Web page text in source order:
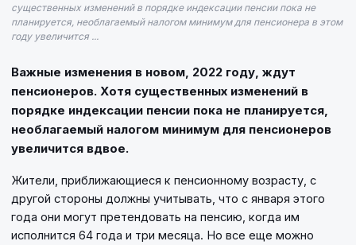
существенных изменений в порядке индексации пенсии пока не
планируется, необлагаемый налогом минимум для пенсионера в этом
году увеличится ...
Важные изменения в новом, 2022 году, ждут
пенсионеров. Хотя существенных изменений в
порядке индексации пенсии пока не планируется,
необлагаемый налогом минимум для пенсионеров
увеличится вдвое.
Жители, приближающиеся к пенсионному возрасту, с
другой стороны должны учитывать, что с января этого
года они могут претендовать на пенсию, когда им
исполнится 64 года и три месяца. Но все еще можно